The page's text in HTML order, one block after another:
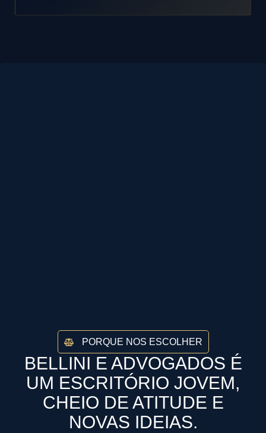
PORQUE NOS ESCOLHER
BELLINI E ADVOGADOS É
UM ESCRITÓRIO JOVEM,
CHEIO DE ATITUDE E
NOVAS IDEIAS.